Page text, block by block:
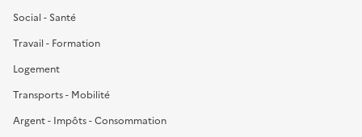
Social - Santé
Travail - Formation
Logement
Transports - Mobilité
Argent - Impôts - Consommation